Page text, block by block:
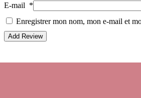
E-mail *
Enregistrer mon nom, mon e-mail et